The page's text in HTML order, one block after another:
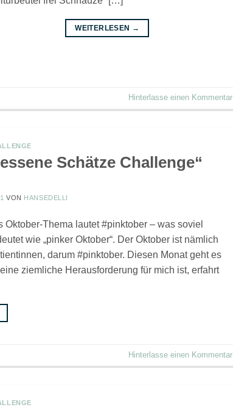
WEITERLESEN →
Hinterlasse einen Kommentar
Schätze Challenge“
VON HANSEDELLI
Oktober-Thema lautet #pinktober – was soviel
wie „pinker Oktober“. Der Oktober ist nämlich
darum #pinktober. Diesen Monat geht es
ziemliche Herausforderung für mich ist, erfahrt
Hinterlasse einen Kommentar